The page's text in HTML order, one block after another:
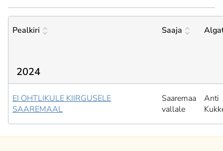
Pealkiri Saaja
2024
EI OHTLIKULE KIIRGUSELE
SAAREMAAL
Saaremaa
vallale
Anti